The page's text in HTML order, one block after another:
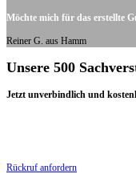
Möchte mich für das erstellte
Reiner G. aus Hamm
Unsere 500
Jetzt unverbindlich und
Rückruf anfordern